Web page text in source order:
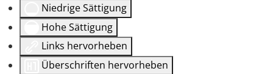
Niedrige Sättigung
Hohe Sättigung
Links hervorheben
Überschriften hervorheben